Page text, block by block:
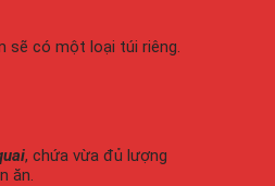
sẽ có một loại túi riêng.
, chứa vừa đủ lượng
ăn.